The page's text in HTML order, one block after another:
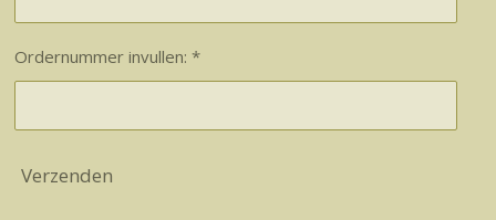
Ordernummer invullen: *
Verzenden